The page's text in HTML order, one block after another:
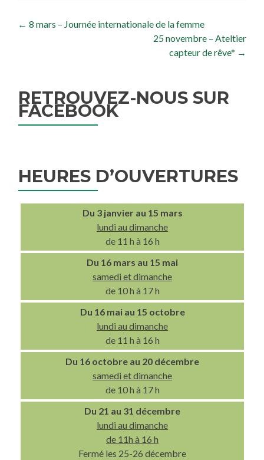
Navigation de l’article
← 8 mars – Journée internationale de la femme
25 novembre – Ateltier
capteur de rêve* →
RETROUVEZ-NOUS SUR
FACEBOOK
HEURES D’OUVERTURES
Du 3 janvier au 15 mars
lundi au dimanche
de 11 h à 16 h
Du 16 mars au 15 mai
samedi et dimanche
de 10 h à 17 h
Du 16 mai au 15 octobre
lundi au dimanche
de 11 h à 16 h
Du 16 octobre au 20 décembre
samedi et dimanche
de 10 h à 17 h
Du 21 au 31 décembre
lundi au dimanche
de 11h à 16 h
Fermé les 25-26 décembre